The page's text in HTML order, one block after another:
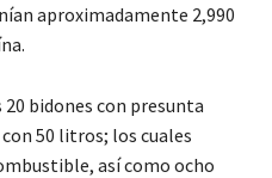
aproximadamente 2,990
bidones con presunta
50 litros; los cuales
así como ocho